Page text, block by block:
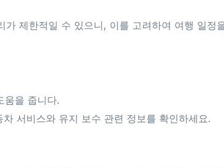
가 제한적일 수 있으니, 이를 고려하여 여행 일정
움을 줍니다.
차 서비스와 유지 보수 관련 정보를 확인하세요.